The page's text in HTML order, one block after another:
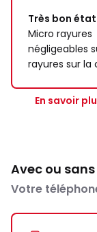
Très bon état
Micro rayures
négligeables
rayures sur
En savoir
Avec ou
Votre